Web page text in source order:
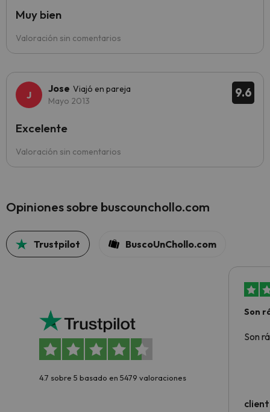
Valoración sin comentarios
Muy bien
9.6
Jose Viajó en pareja
Mayo 2013
Valoración sin comentarios
Excelente
Opiniones sobre buscounchollo.com
Trustpilot BuscoUnChollo.com
4.7 sobre 5 basado en 5479 valoraciones
Son
Son